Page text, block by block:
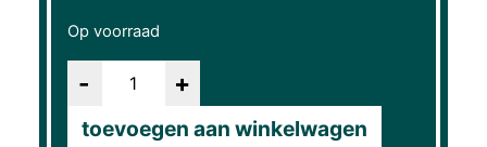
Op voorraad
toevoegen aan winkelwagen